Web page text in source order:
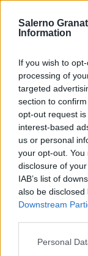
Salerno
Information
If you wish to
processing of
targeted
section to
opt-out request
interest-based
us or personal
your opt-out.
disclosure of
IAB’s list of
also be
Downstream
Personal
tempo sarà
Siamo
cercare di
grande
ha fatto la
della città; il
di pensare
l'occhio
progetto c'è
campi da